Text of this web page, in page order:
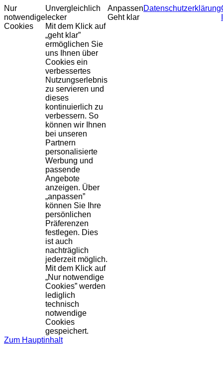
Nur
notwendige
Cookies
Unvergleichlich
lecker
Mit dem Klick auf
„geht klar”
ermöglichen Sie
uns Ihnen über
Cookies ein
verbessertes
Nutzungserlebnis
zu servieren und
dieses
kontinuierlich zu
verbessern. So
können wir Ihnen
bei unseren
Partnern
personalisierte
Werbung und
passende
Angebote
anzeigen. Über
„anpassen”
können Sie Ihre
persönlichen
Präferenzen
festlegen. Dies
ist auch
nachträglich
jederzeit möglich.
Mit dem Klick auf
„Nur notwendige
Cookies” werden
lediglich
technisch
notwendige
Cookies
gespeichert.
Anpassen
Geht klar
Datenschutzerklärung
Zum Hauptinhalt